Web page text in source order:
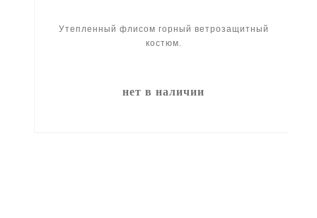
Утепленный флисом горный ветрозащитный
костюм.
нет в наличии